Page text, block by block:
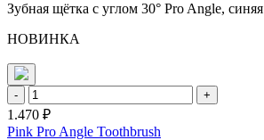
Зубная щётка с углом 30° Pro Angle, синяя
НОВИНКА
- +
1.470 ₽
Pink Pro Angle Toothbrush